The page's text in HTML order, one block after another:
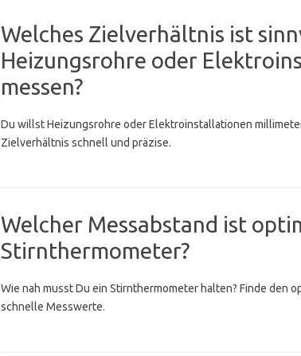
Welches Zielverhältnis ist
Heizungsrohre oder
messen?
Du willst Heizungsrohre oder Elektroinstallationen
Zielverhältnis schnell und präzise.
Welcher Messabstand ist
Stirnthermometer?
Wie nah musst Du ein Stirnthermometer halten? Finde den
schnelle Messwerte.